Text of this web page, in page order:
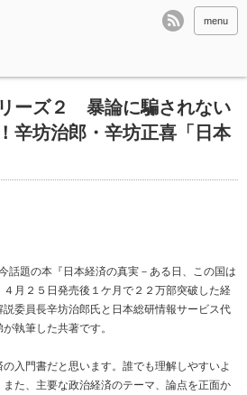
menu
ーズ２ 暴論に騙されない
辛坊治郎・辛坊正喜「日本
話題の本『日本経済の真実－ある日、この国は
月２５日発売後１ケ月で２２万部突破した経
委員長辛坊治郎氏と日本総研情報サービス代
執筆した共著です。
入門書だと思います。誰でも理解しやすいよ
た、主要な政治経済のテーマ、論点を正面か